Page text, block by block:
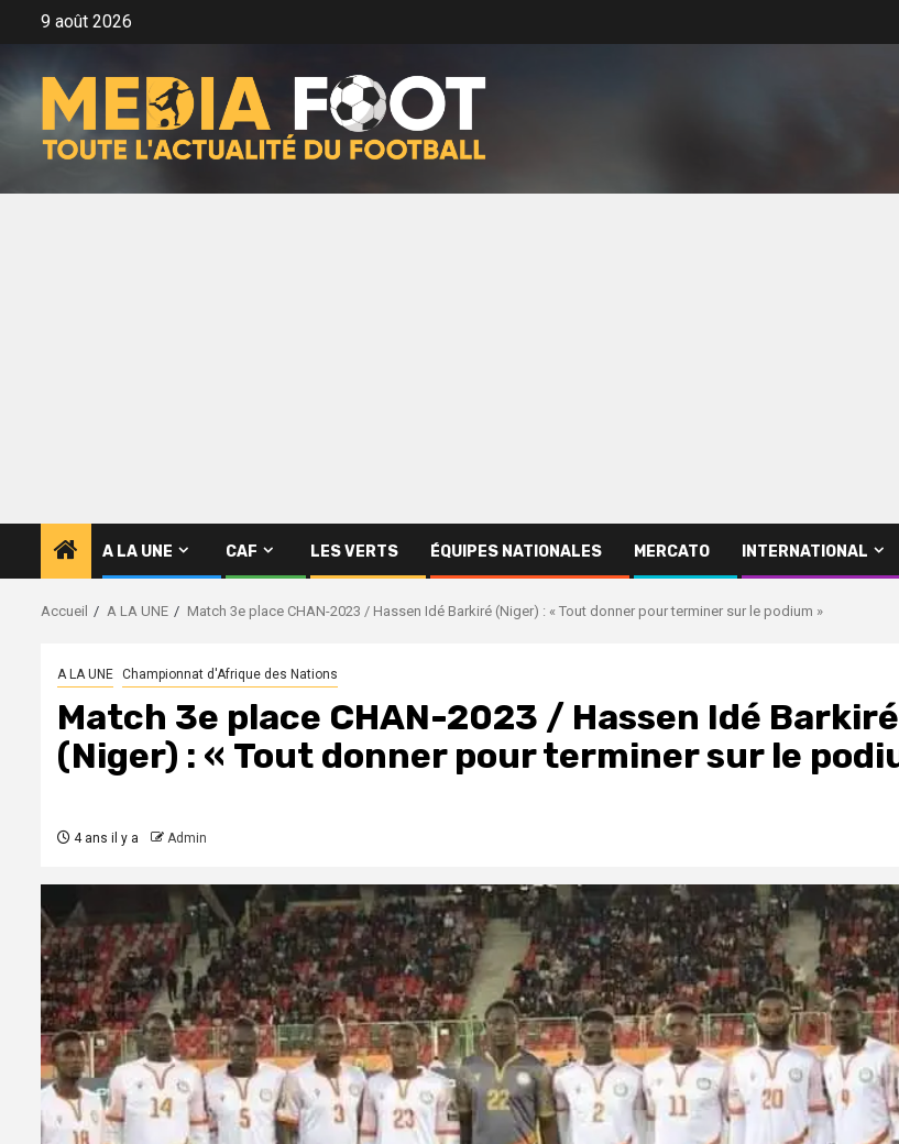
9 août 2026
A LA UNE CAF LES VERTS ÉQUIPES NATIONALES MERCATO INTERNATIONAL
Accueil A LA UNE Match 3e place CHAN-2023 / Hassen Idé Barkiré (Niger) : « Tout donner pour terminer sur le podium »
A LA UNE Championnat d'Afrique des Nations
Match 3e place CHAN-2023 / Hassen Idé Barkiré
(Niger) : « Tout donner pour terminer sur le
4 ans il y a Admin